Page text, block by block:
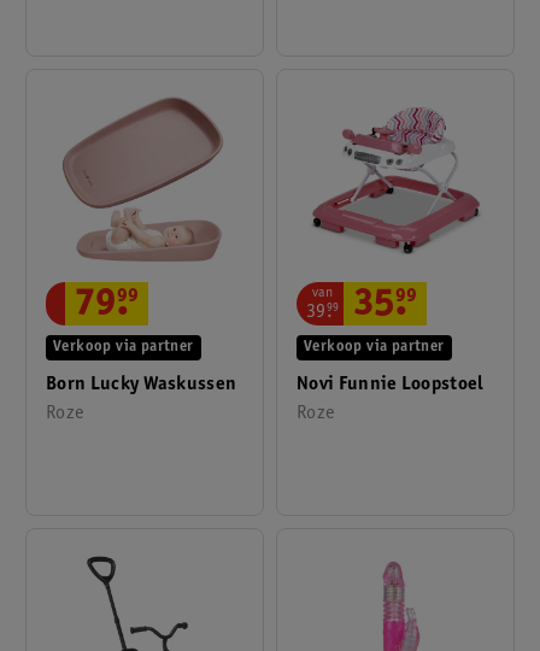
Born Lucky Waskussen
Roze
Verkoop via partner
79.
99
Novi Funnie Loopstoel
Roze
Verkoop via partner
van
39.
99 35.
99